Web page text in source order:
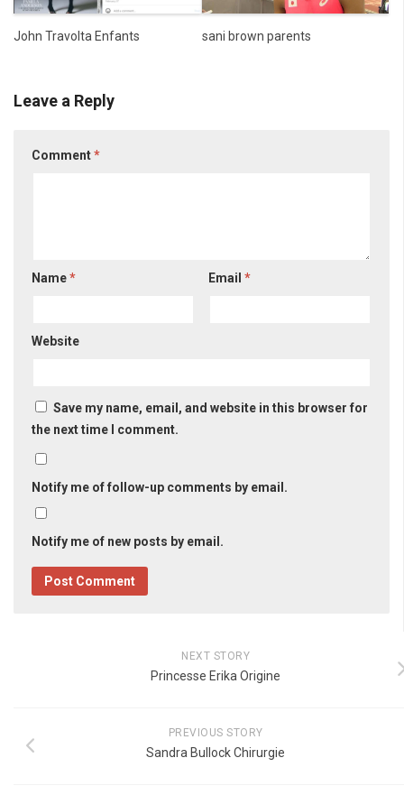
John Travolta Enfants sani brown parents
Leave a Reply
Comment*
Name* Email*
Website
Save my name, email, and website in this browser for
the next time I comment.
Notify me of follow-up comments by email.
Notify me of new posts by email.
NEXT STORY
Princesse Erika Origine
PREVIOUS STORY
Sandra Bullock Chirurgie